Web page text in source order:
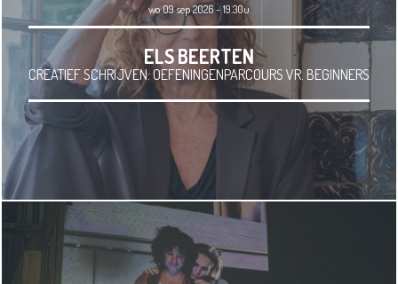
wo 09 sep 2026 - 19.30u
ELS BEERTEN
CREATIEF SCHRIJVEN: OEFENINGENPARCOURS VR. BEGINNERS